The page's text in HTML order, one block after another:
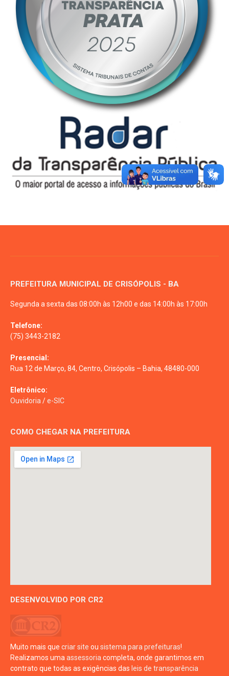
PREFEITURA MUNICIPAL DE CRISÓPOLIS - BA
Segunda a sexta das 08:00h às 12h00 e das 14:00h às 17:00h
Telefone:
(75) 3443-2182
Presencial:
Rua 12 de Março, 84, Centro, Crisópolis – Bahia, 48480-000
Eletrônico:
Ouvidoria /e-SIC
COMO CHEGAR NA PREFEITURA
DESENVOLVIDO POR CR2
Muito mais que criar site ou sistema para prefeituras!
Realizamos uma assessoria completa, onde garantimos em
contrato que todas as exigências das leis de transparência